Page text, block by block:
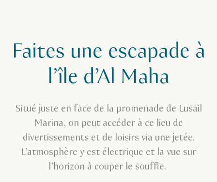
Faites une escapade à
l’île d’Al Maha
Situé juste en face de la promenade de Lusail
Marina, on peut accéder à ce lieu de
divertissements et de loisirs via une jetée.
L’atmosphère y est électrique et la vue sur
l’horizon à couper le souffle.